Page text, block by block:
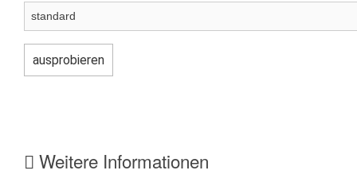
Weitere Informationen